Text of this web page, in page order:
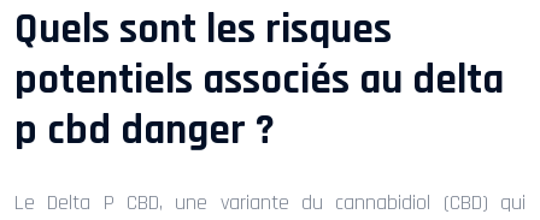
Quels sont les risques
potentiels associés au delta
p cbd danger ?
Le Delta P CBD, une variante du cannabidiol (CBD) qui